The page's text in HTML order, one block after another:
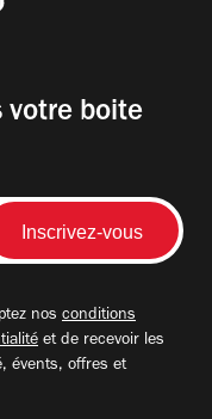
votre boite
nos conditions
et de recevoir les
évents, offres et